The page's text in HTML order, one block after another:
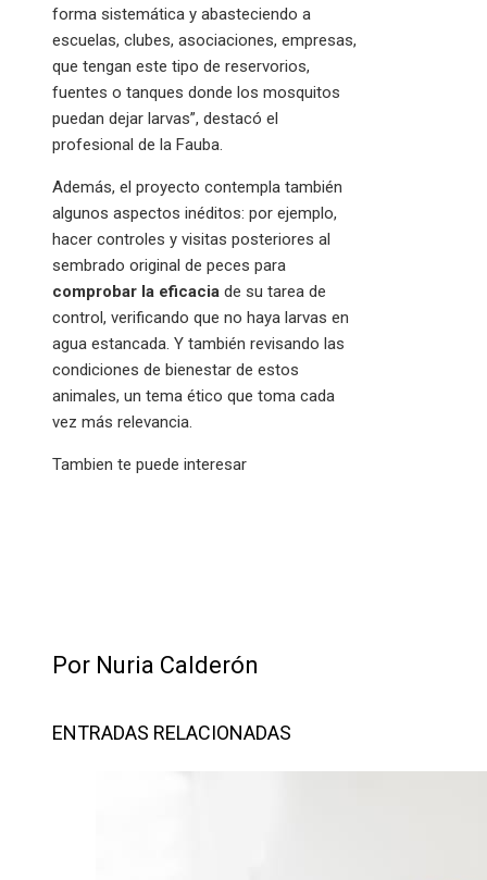
forma sistemática y abasteciendo a
escuelas, clubes, asociaciones, empresas,
que tengan este tipo de reservorios,
fuentes o tanques donde los mosquitos
puedan dejar larvas”, destacó el
profesional de la Fauba.
Además, el proyecto contempla también
algunos aspectos inéditos: por ejemplo,
hacer controles y visitas posteriores al
sembrado original de peces para
comprobar la eficacia de su tarea de
control, verificando que no haya larvas en
agua estancada. Y también revisando las
condiciones de bienestar de estos
animales, un tema ético que toma cada
vez más relevancia.
Tambien te puede interesar
Por Nuria Calderón
ENTRADAS RELACIONADAS